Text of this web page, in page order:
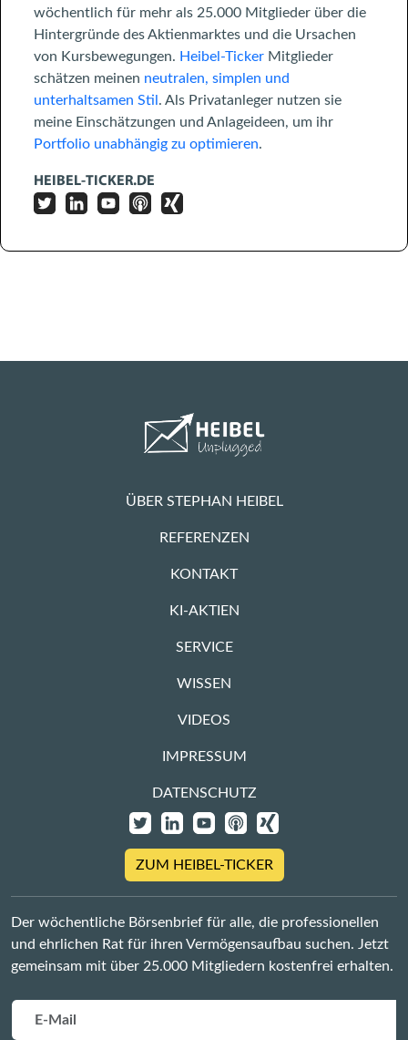
wöchentlich für mehr als 25.000 Mitglieder über die
Hintergründe des Aktienmarktes und die Ursachen
von Kursbewegungen. Heibel-Ticker Mitglieder
schätzen meinen neutralen, simplen und
unterhaltsamen Stil . Als Privatanleger nutzen sie
meine Einschätzungen und Anlageideen, um ihr
Portfolio unabhängig zu optimieren.
HEIBEL-TICKER.DE
ÜBER STEPHAN HEIBEL
REFERENZEN
KONTAKT
KI-AKTIEN
SERVICE
WISSEN
VIDEOS
IMPRESSUM
DATENSCHUTZ
ZUM HEIBEL-TICKER
Der wöchentliche Börsenbrief für alle, die professionellen
und ehrlichen Rat für ihren Vermögensaufbau suchen. Jetzt
gemeinsam mit über 25.000 Mitgliedern kostenfrei erhalten.